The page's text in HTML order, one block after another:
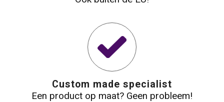
Custom made specialist
Een product op maat? Geen probleem!